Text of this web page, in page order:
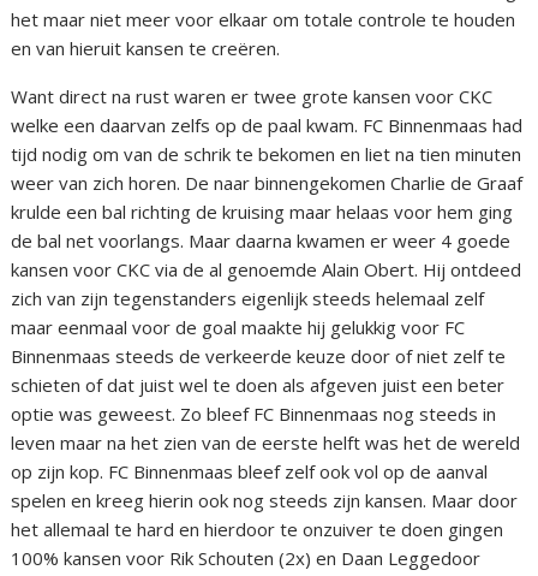
het maar niet meer voor elkaar om totale controle te houden
en van hieruit kansen te creëren.
Want direct na rust waren er twee grote kansen voor CKC
welke een daarvan zelfs op de paal kwam. FC Binnenmaas had
tijd nodig om van de schrik te bekomen en liet na tien minuten
weer van zich horen. De naar binnengekomen Charlie de Graaf
krulde een bal richting de kruising maar helaas voor hem ging
de bal net voorlangs. Maar daarna kwamen er weer 4 goede
kansen voor CKC via de al genoemde Alain Obert. Hij ontdeed
zich van zijn tegenstanders eigenlijk steeds helemaal zelf
maar eenmaal voor de goal maakte hij gelukkig voor FC
Binnenmaas steeds de verkeerde keuze door of niet zelf te
schieten of dat juist wel te doen als afgeven juist een beter
optie was geweest. Zo bleef FC Binnenmaas nog steeds in
leven maar na het zien van de eerste helft was het de wereld
op zijn kop. FC Binnenmaas bleef zelf ook vol op de aanval
spelen en kreeg hierin ook nog steeds zijn kansen. Maar door
het allemaal te hard en hierdoor te onzuiver te doen gingen
100% kansen voor Rik Schouten (2x) en Daan Leggedoor